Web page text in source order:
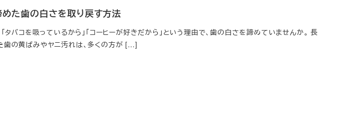
た歯の白さを取り戻す方法
バコを吸っているから」「コーヒーが好きだから」という理由で、歯の白さを諦めていませんか。 長
歯の黄ばみやヤニ汚れは、多くの方が […]